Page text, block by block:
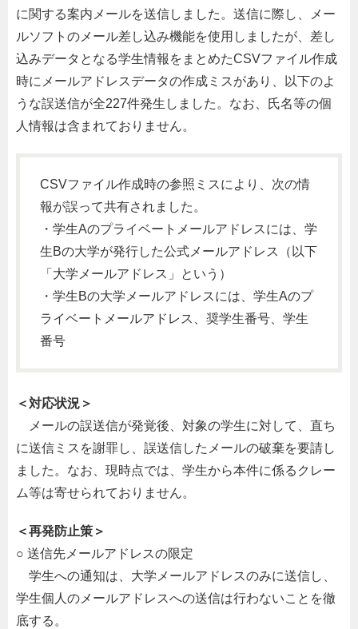
に関する案内メールを送信しました。送信に際し、メー
ルソフトのメール差し込み機能を使用しましたが、差し
込みデータとなる学生情報をまとめたCSVファイル作成
時にメールアドレスデータの作成ミスがあり、以下のよ
うな誤送信が全227件発生しました。なお、氏名等の個
人情報は含まれておりません。
CSVファイル作成時の参照ミスにより、次の情
報が誤って共有されました。
・学生Aのプライベートメールアドレスには、学
生Bの大学が発行した公式メールアドレス（以下
「大学メールアドレス」という）
・学生Bの大学メールアドレスには、学生Aのプ
ライベートメールアドレス、奨学生番号、学生
番号
＜対応状況＞
メールの誤送信が発覚後、対象の学生に対して、直ち
に送信ミスを謝罪し、誤送信したメールの破棄を要請し
ました。なお、現時点では、学生から本件に係るクレー
ム等は寄せられておりません。
＜再発防止策＞
○ 送信先メールアドレスの限定
学生への通知は、大学メールアドレスのみに送信し、
学生個人のメールアドレスへの送信は行わないことを徹
底する。